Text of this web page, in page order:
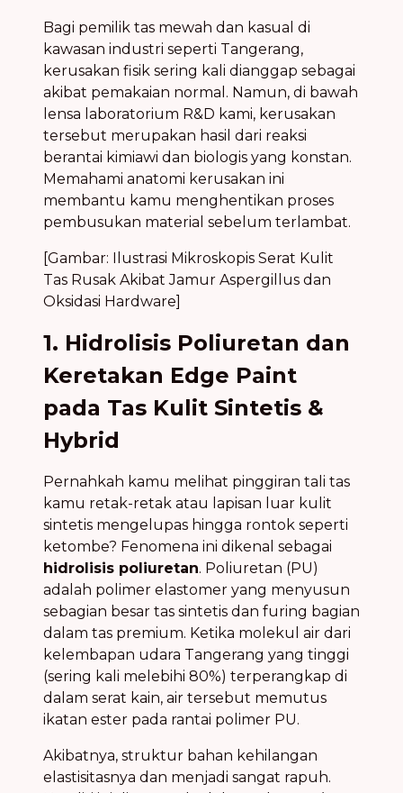
Bagi pemilik tas mewah dan kasual di
kawasan industri seperti Tangerang,
kerusakan fisik sering kali dianggap sebagai
akibat pemakaian normal. Namun, di bawah
lensa laboratorium R&D kami, kerusakan
tersebut merupakan hasil dari reaksi
berantai kimiawi dan biologis yang konstan.
Memahami anatomi kerusakan ini
membantu kamu menghentikan proses
pembusukan material sebelum terlambat.
[Gambar: Ilustrasi Mikroskopis Serat Kulit
Tas Rusak Akibat Jamur Aspergillus dan
Oksidasi Hardware]
1. Hidrolisis Poliuretan dan
Keretakan Edge Paint
pada Tas Kulit Sintetis &
Hybrid
Pernahkah kamu melihat pinggiran tali tas
kamu retak-retak atau lapisan luar kulit
sintetis mengelupas hingga rontok seperti
ketombe? Fenomena ini dikenal sebagai
hidrolisis poliuretan. Poliuretan (PU)
adalah polimer elastomer yang menyusun
sebagian besar tas sintetis dan furing bagian
dalam tas premium. Ketika molekul air dari
kelembapan udara Tangerang yang tinggi
(sering kali melebihi 80%) terperangkap di
dalam serat kain, air tersebut memutus
ikatan ester pada rantai polimer PU.
Akibatnya, struktur bahan kehilangan
elastisitasnya dan menjadi sangat rapuh.